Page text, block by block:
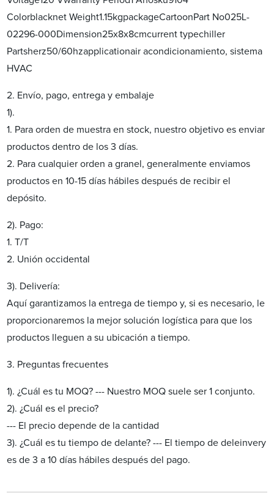
Colorblacknet Weight1.15kgpackageCartoonPart No025L-
02296-000Dimension25x8x8cmcurrent typechiller
Partsherz50/60hzapplicationair acondicionamiento, sistema
HVAC
2. Envío, pago, entrega y embalaje
1).
1. Para orden de muestra en stock, nuestro objetivo es enviar
productos dentro de los 3 días.
2. Para cualquier orden a granel, generalmente enviamos
productos en 10-15 días hábiles después de recibir el
depósito.
2). Pago:
1. T/T
2. Unión occidental
3). Delivería:
Aquí garantizamos la entrega de tiempo y, si es necesario, le
proporcionaremos la mejor solución logística para que los
productos lleguen a su ubicación a tiempo.
3. Preguntas frecuentes
1). ¿Cuál es tu MOQ? --- Nuestro MOQ suele ser 1 conjunto.
2). ¿Cuál es el precio?
--- El precio depende de la cantidad
3). ¿Cuál es tu tiempo de delante? --- El tiempo de deleinvery
es de 3 a 10 días hábiles después del pago.